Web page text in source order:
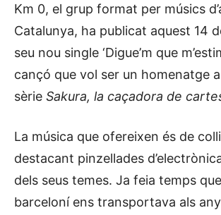
Km 0, el grup format per músics
Catalunya, ha publicat aquest 14
seu nou single ‘Digue’m que
cançó que vol ser un homenatge
sèrie Sakura, la caçadora de
La música que ofereixen és de
destacant pinzellades
dels seus temes. Ja feia temps
barceloní ens transportava als